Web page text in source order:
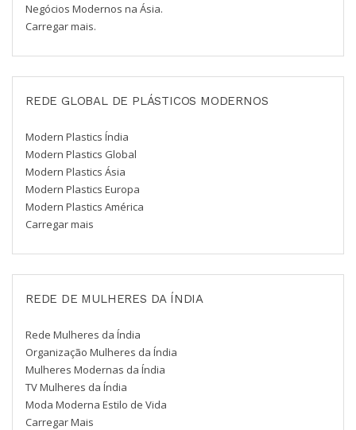
Negócios Modernos na Ásia.
Carregar mais.
REDE GLOBAL DE PLÁSTICOS MODERNOS
Modern Plastics Índia
Modern Plastics Global
Modern Plastics Ásia
Modern Plastics Europa
Modern Plastics América
Carregar mais
REDE DE MULHERES DA ÍNDIA
Rede Mulheres da Índia
Organização Mulheres da Índia
Mulheres Modernas da Índia
TV Mulheres da Índia
Moda Moderna Estilo de Vida
Carregar Mais